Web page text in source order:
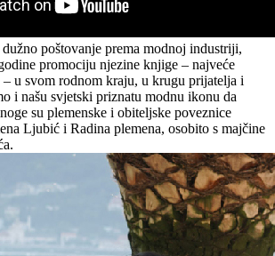
dužno poštovanje prema modnoj industriji,
promociju njezine knjige – najveće
– u svom rodnom kraju, u krugu prijatelja i
i našu svjetski priznatu modnu ikonu da
su plemenske i obiteljske poveznice
Ljubić i Radina plemena, osobito s majčine